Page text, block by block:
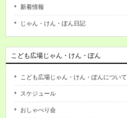
新着情報
じゃん・けん・ぽん日記
こども広場じゃん・けん・ぽん
こども広場じゃん・けん・ぽんについて
スケジュール
おしゃべり会